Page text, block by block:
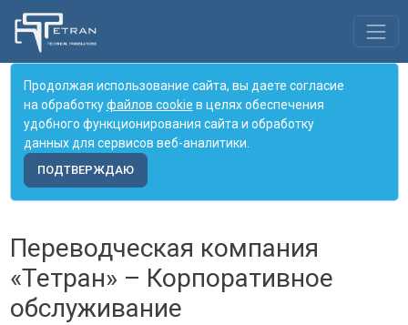
Продолжая использование сайта, вы даете согласие
на обработкуфайлов cookie в целях обеспечения
удобного функционирования сайта и обработку
данных для сервисов веб-аналитики.
ПОДТВЕРЖДАЮ
Переводческая компания
«Тетран» – Корпоративное
обслуживание